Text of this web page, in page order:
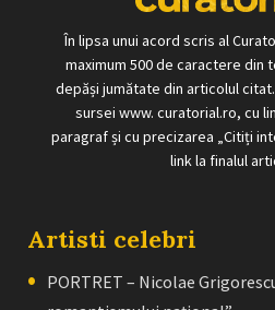
În lipsa unui acord scris al
maximum 500 de caractere din
depăși jumătate din articolul
sursei www. curatorial.ro, cu
paragraf și cu precizarea „Citiți
link la finalul
Artisti celebri
PORTRET – Nicolae